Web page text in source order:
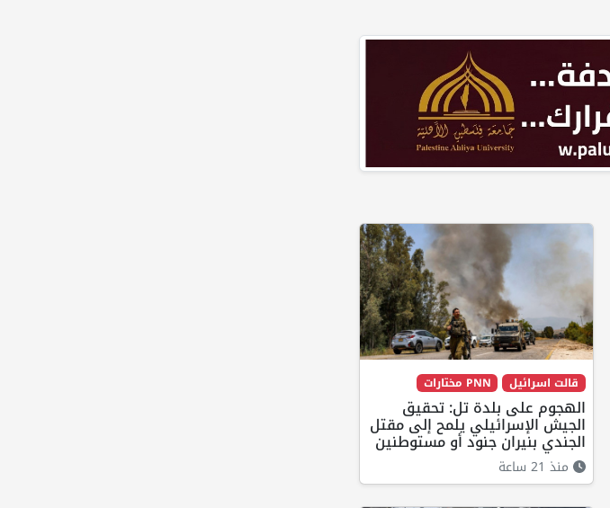
قالت اسرائيل PNN مختارات
الهجوم على بلدة تل: تحقيق
الجيش الإسرائيلي يلمح إلى مقتل
الجندي بنيران جنود أو مستوطنين
منذ 21 ساعة